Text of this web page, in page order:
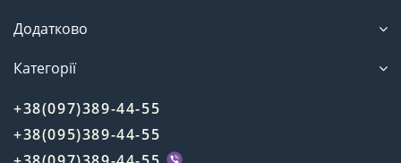
Додатково
Категорії
+38(097)389-44-55
+38(095)389-44-55